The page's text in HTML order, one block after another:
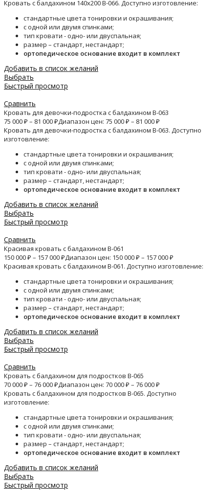
Кровать с балдахином 140х200 B-066. Доступно изготовление:
стандартные цвета тонировки и окрашивания;
с одной или двумя спинками;
тип кровати - одно- или двуспальная;
размер – стандарт, нестандарт;
ортопедическое основание входит в комплект
Добавить в список желаний
Выбрать
Быстрый просмотр
Сравнить
Кровать для девочки-подростка с балдахином B-063
75 000₽ – 81 000₽Диапазон цен: 75 000 ₽ – 81 000 ₽
Кровать для девочки-подростка с балдахином B-063. Доступно
изготовление:
стандартные цвета тонировки и окрашивания;
с одной или двумя спинками;
тип кровати - одно- или двуспальная;
размер – стандарт, нестандарт;
ортопедическое основание входит в комплект
Добавить в список желаний
Выбрать
Быстрый просмотр
Сравнить
Красивая кровать с балдахином B-061
150 000₽ – 157 000₽Диапазон цен: 150 000 ₽ – 157 000 ₽
Красивая кровать с балдахином B-061. Доступно изготовление:
стандартные цвета тонировки и окрашивания;
с одной или двумя спинками;
тип кровати - одно- или двуспальная;
размер – стандарт, нестандарт;
ортопедическое основание входит в комплект
Добавить в список желаний
Выбрать
Быстрый просмотр
Сравнить
Кровать с балдахином для подростков B-065
70 000₽ – 76 000₽Диапазон цен: 70 000 ₽ – 76 000 ₽
Кровать с балдахином для подростков B-065. Доступно
изготовление:
стандартные цвета тонировки и окрашивания;
с одной или двумя спинками;
тип кровати - одно- или двуспальная;
размер – стандарт, нестандарт;
ортопедическое основание входит в комплект
Добавить в список желаний
Выбрать
Быстрый просмотр